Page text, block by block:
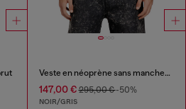
Veste en néoprène sans manches avec lavage effet marbré
147,00 €295,00 €-50%
NOIR/GRIS